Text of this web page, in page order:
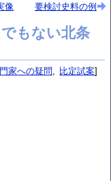
像 要検討史料の例
もない北条
家への疑問 比定試案